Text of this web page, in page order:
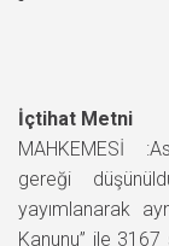
İçtihat Metni
MAHKEMESİ
gereği
yayımlanarak
Kanunu” ile 3167